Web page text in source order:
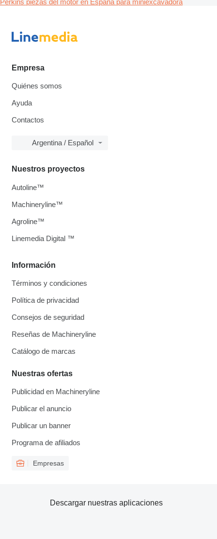
Perkins piezas del motor en España para miniexcavadora
Empresa
Quiénes somos
Ayuda
Contactos
Argentina / Español
Información
Términos y condiciones
Política de privacidad
Consejos de seguridad
Reseñas de Machineryline
Catálogo de marcas
Nuestras ofertas
Publicidad en Machineryline
Publicar el anuncio
Publicar un banner
Programa de afiliados
Empresas
Nuestros proyectos
Autoline™
Machineryline™
Agroline™
Linemedia Digital ™
Descargar nuestras aplicaciones